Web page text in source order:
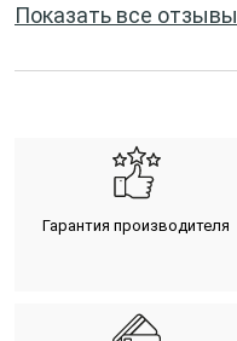
Показать все отзывы
Гарантия производителя